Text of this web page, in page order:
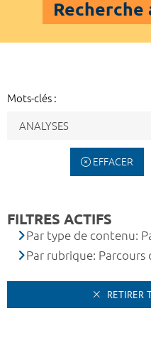
Recherche
Mots-clés :
EFFACER
FILTRES ACTIFS
Par type de contenu:
Par rubrique:
RETIRER